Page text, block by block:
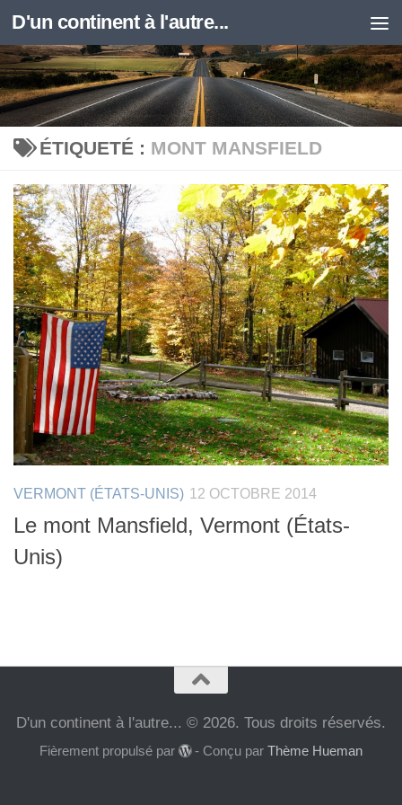
Skip to content
D'un continent à l'autre...
ÉTIQUETÉ : MONT MANSFIELD
VERMONT (ÉTATS-UNIS) 12 OCTOBRE 2014
Le mont Mansfield, Vermont (États-
Unis)
D'un continent à l'autre... © 2026. Tous droits réservés.
Fièrement propulsé par - Conçu parThème Hueman